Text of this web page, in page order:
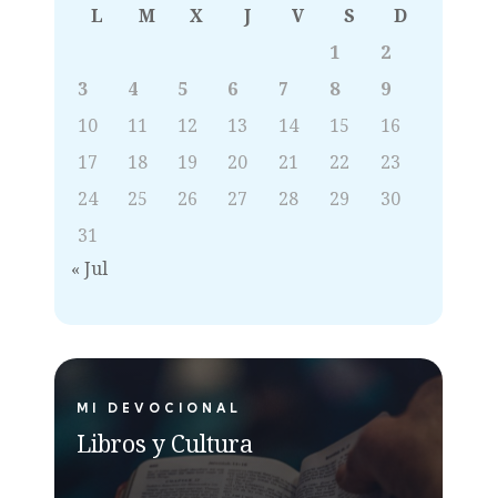
L M X J V S
D
1
2
3
4 5 6 7 8
9
10
11 12 13 14 15
16
17
18 19 20 21 22
23
24
25 26 27 28 29
30
31
« Jul
MI DEVOCIONAL
Libros y Cultura